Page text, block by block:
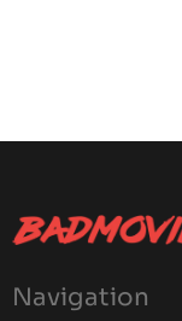
Navigation